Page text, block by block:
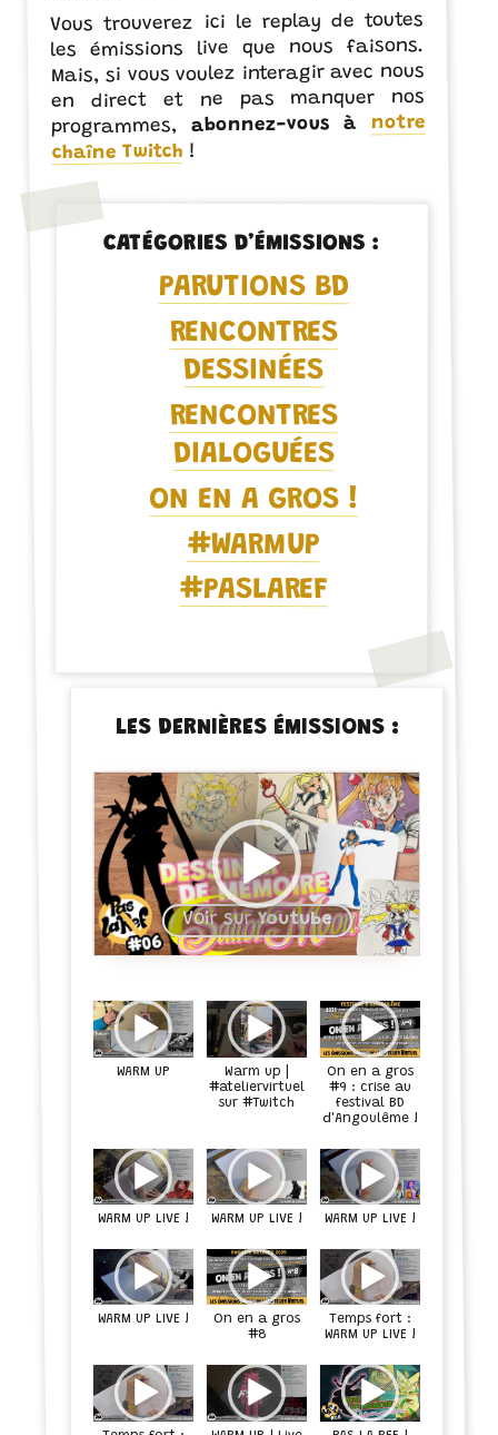
Vous trouverez ici le replay de toutes
les émissions live que nous faisons.
Mais, si vous voulez interagir avec nous
en direct et ne pas manquer nos
programmes,abonnez-vous ànotre
chaîne Twitch !
CATÉGORIES D’ÉMISSIONS :
PARUTIONS BD
RENCONTRES
DESSINÉES
RENCONTRES
DIALOGUÉES
ON EN A GROS !
#WARMUP
#PASLAREF
LES DERNIÈRES ÉMISSIONS :
Voir surYoutube
WARM UP Warm up |
#ateliervirtuel
sur #Twitch
On en a gros
#9 : crise au
festival BD
d'Angoulême !
WARM UP LIVE ! WARM UP LIVE ! WARM UP LIVE !
WARM UP LIVE ! On en a gros
#8
Temps fort :
WARM UP LIVE !